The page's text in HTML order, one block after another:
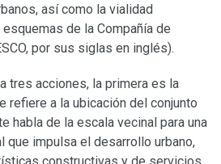
así como la vialidad
de la Compañía de
por sus siglas en inglés).
tres acciones, la primera es la
refiere a la ubicación del conjunto
habla de la escala vecinal para una
que impulsa el desarrollo urbano,
constructivas y de servicios